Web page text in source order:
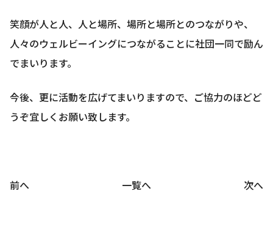
笑顔が人と人、人と場所、場所と場所とのつながりや、
人々のウェルビーイングにつながることに社団一同で励ん
でまいります。
今後、更に活動を広げてまいりますので、ご協力のほどど
うぞ宜しくお願い致します。
前へ 一覧へ 次へ